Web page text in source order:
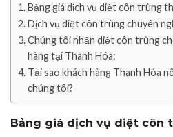
Bảng giá dịch vụ diệt côn trùng
Dịch vụ diệt côn trùng chuyên
Chúng tôi nhận diệt côn trùng
hàng tại Thanh Hóa:
Tại sao khách hàng Thanh Hóa
chúng tôi?
Bảng giá dịch vụ diệt côn